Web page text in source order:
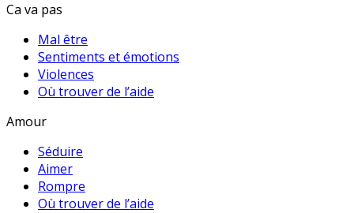
Ca va pas
Mal être
Sentiments et émotions
Violences
Où trouver de l’aide
Amour
Séduire
Aimer
Rompre
Où trouver de l’aide